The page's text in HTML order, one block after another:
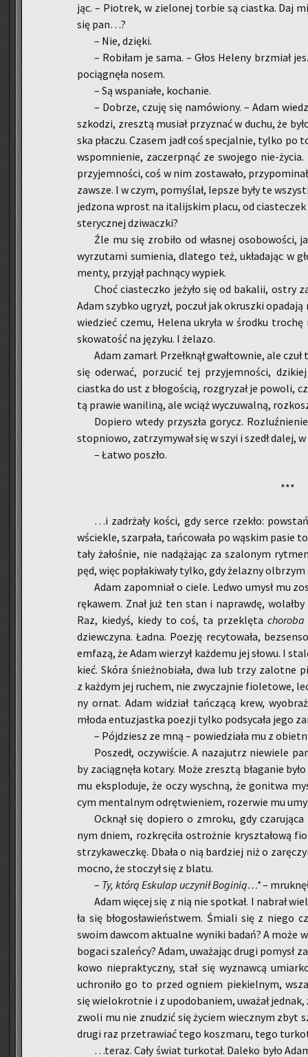
jąc. – Pio­trek, w zie­lo­nej tor­bie są ciast­ka. Daj
się pan…?
– Nie, dzię­ki.
– Ro­bi­łam je sama. – Głos He­le­ny brzmiał
po­cią­gnę­ła nosem.
– Są wspa­nia­łe, ko­cha­nie.
– Do­brze, czuję się na­mó­wio­ny. – Adam
szko­dzi, zresz­tą mu­siał przy­znać w duchu, że
ska pła­czu. Cza­sem jadł coś spe­cjal­nie, tylko po
wspo­mnie­nie, za­czerp­nąć ze swo­je­go nie-
przy­jem­no­ści, coś w nim zo­sta­wa­ło,
za­wsze. I w czym, po­my­ślał, lep­sze były te
je­dzo­na wprost na ita­lij­skim placu, od
ste­rycz­nej dzi­wacz­ki?
Źle mu się zro­bi­ło od wła­snej oso­bo­wo­ści,
wy­rzu­ta­mi su­mie­nia, dla­te­go też, ukła­da­jąc w
men­ty, przy­jął pach­ną­cy wy­piek.
Choć cia­stecz­ko je­ży­ło się od ba­ka­lii, ostry
Adam szyb­ko ugryzł, po­czuł jak okrusz­ki
wie­dzieć czemu, He­le­na ukry­ła w środ­ku
sko­wa­tość na ję­zy­ku. I że­la­zo.
Adam za­marł. Prze­łknął gwał­tow­nie, ale
się ode­rwać, po­rzu­cić tej przy­jem­no­ści,
ciast­ka do ust z bło­go­ścią, roz­gry­zał je po­wo­li,
tą pra­wie wa­ni­li­ną, ale wciąż wy­czu­wal­ną,
Do­pie­ro wtedy przy­szła go­rycz.
stop­nio­wo, za­trzy­my­wał się w szyi i szedł dalej,
– Łatwo po­szło.
***
…i za­drża­ły kości, gdy serce rze­kło:
wście­kle, szar­pa­ła, tań­co­wa­ła po wą­skim pasie
ta­ły ża­ło­śnie, nie na­dą­ża­jąc za sza­lo­nym
pęd, więc po­pła­ki­wa­ły tylko, gdy że­la­zny
Adam za­po­mniał o ciele. Ledwo umysł mu
rę­ka­wem. Znał już ten stan i na­praw­dę,
Raz, kie­dyś, kiedy to coś, ta prze­klę­ta cho­ro­ba
dziew­czy­na. Ładna. Po­ezję re­cy­to­wa­ła,
em­fa­zą, że Adam wie­rzył każ­de­mu jej słowu. I
kieć. Skóra śnież­no­bia­ła, dwa lub trzy za­lot­ne
z każ­dym jej ru­chem, nie zwy­czaj­nie fio­le­to­we,
ny ornat. Adam wi­dział tań­czą­cą krew,
młoda en­tu­zjast­ka po­ezji tylko pod­sy­ca­ła jego
– Pój­dziesz ze mną – po­wie­dzia­ła mu z
Po­szedł, oczy­wi­ście. A na­za­jutrz nie­wie­le
by za­cią­gnę­ła ko­ta­ry. Może zresz­tą bła­ga­nie
mu eks­plo­du­je, że oczy wy­schną, że go­ni­twa
cym men­tal­nym odrę­twie­niem, ro­ze­rwie mu
Ock­nął się do­pie­ro o zmro­ku, gdy
nym dniem, roz­krę­ci­ła ostroż­nie krysz­ta­ło­wą
strzy­ka­wecz­kę. Dbała o nią bar­dziej niż o
mocno, że sto­czył się z blatu.
– Ty, którą Esku­lap uczy­nił Bo­gi­nią…*–
Adam wię­cej się z nią nie spo­tkał. I na­brał
ła się bło­go­sła­wień­stwem. Śmia­li się z niego
swoim daw­com ak­tu­al­ne wy­ni­ki badań? A może
bo­ga­ci sza­leń­cy? Adam, uwa­ża­jąc drugi po­mysł
ko­wo nie­prak­tycz­ny, stał się wy­znaw­cą
uchro­ni­ło go to przed ogniem pie­kiel­nym,
się wie­lo­krot­nie i z upodo­ba­niem, uwa­żał
zwo­li mu nie znu­dzić się ży­ciem wiecz­nym zbyt
drugi raz prze­tra­wiać tego kosz­ma­ru, tego
…teraz. Cały świat tur­ko­tał. Da­le­ko było